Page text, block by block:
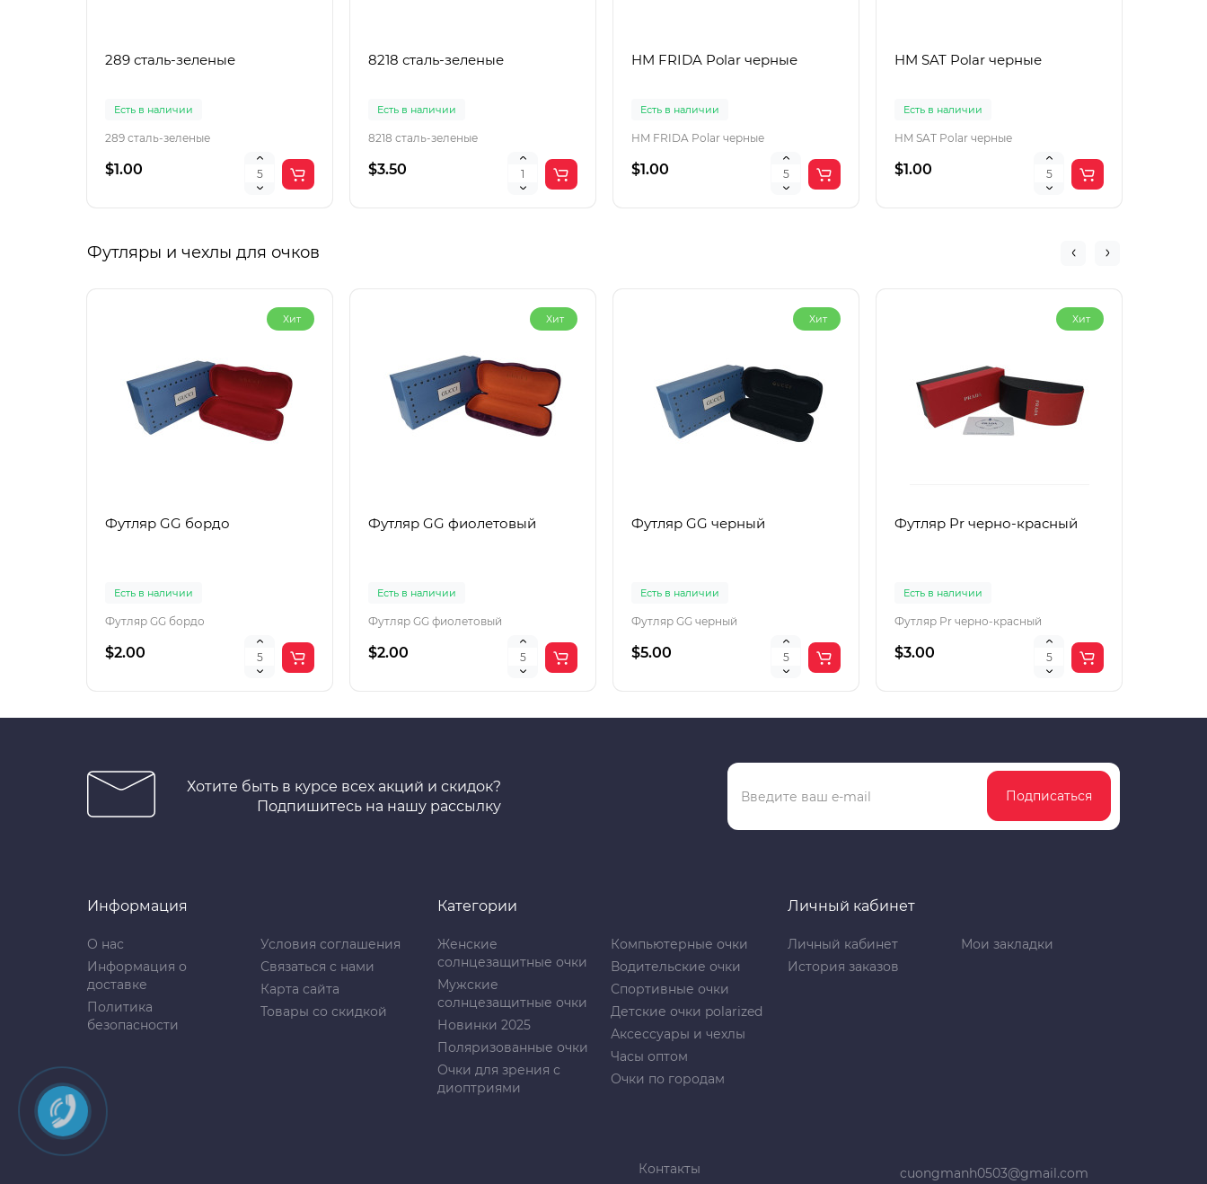
289 сталь-зеленые
Есть в наличии
289 сталь-зеленые
$1.00
8218 сталь-зеленые
Есть в наличии
8218 сталь-зеленые
$3.50
HM FRIDA Polar черные
Есть в наличии
HM FRIDA Polar черные
$1.00
HM SAT Polar черные
Есть в наличии
HM SAT Polar черные
$1.00
Футляры и чехлы для очков
Хит
Футляр GG бордо
Есть в наличии
Футляр GG бордо
$2.00
Хит
Футляр GG фиолетовый
Есть в наличии
Футляр GG фиолетовый
$2.00
Хит
Футляр GG черный
Есть в наличии
Футляр GG черный
$5.00
Хит
Футляр Pr черно-красный
Есть в наличии
Футляр Pr черно-красный
$3.00
Хотите быть в курсе всех акций и скидок?
Подпишитесь на нашу рассылку
Подписаться
Информация
О нас
Информация о
доставке
Политика
безопасности
Условия соглашения
Связаться с нами
Карта сайта
Товары со скидкой
Категории
Женские
солнцезащитные очки
Мужские
солнцезащитные очки
Новинки 2025
Поляризованные очки
Очки для зрения с
диоптриями
Компьютерные очки
Водительские очки
Спортивные очки
Детские очки polarized
Аксессуары и чехлы
Часы оптом
Очки по городам
Личный кабинет
Личный кабинет
История заказов
Мои закладки
Контакты cuongmanh0503@gmail.com